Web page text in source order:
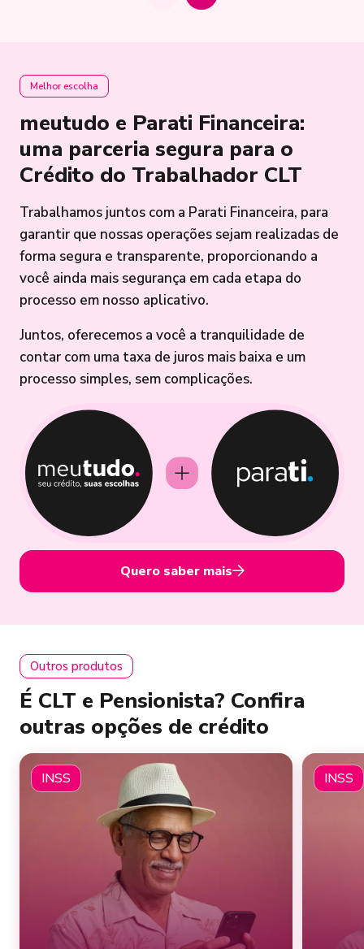
Melhor escolha
meutudo e Parati Financeira:
uma parceria segura para o
Crédito do Trabalhador CLT
Trabalhamos juntos com a Parati Financeira, para
garantir que nossas operações sejam realizadas de
forma segura e transparente, proporcionando a
você ainda mais segurança em cada etapa do
processo em nosso aplicativo.
Juntos, oferecemos a você a tranquilidade de
contar com uma taxa de juros mais baixa e um
processo simples, sem complicações.
Quero saber mais
Outros produtos
É CLT e Pensionista? Confira
outras opções de crédito
INSS INSS